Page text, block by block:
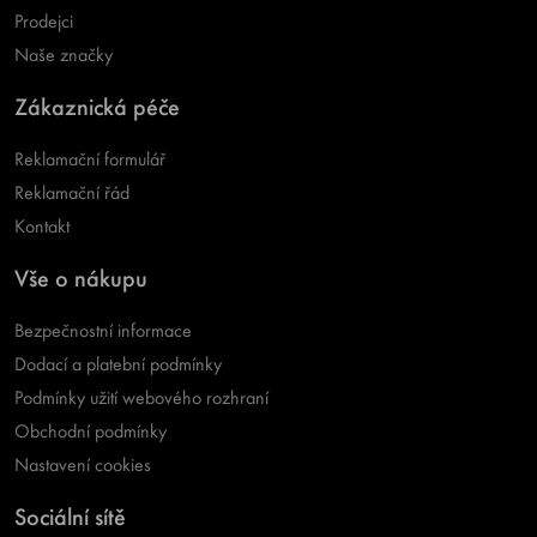
Prodejci
Naše značky
Zákaznická péče
Reklamační formulář
Reklamační řád
Kontakt
Vše o nákupu
Bezpečnostní informace
Dodací a platební podmínky
Podmínky užití webového rozhraní
Obchodní podmínky
Nastavení cookies
Sociální sítě